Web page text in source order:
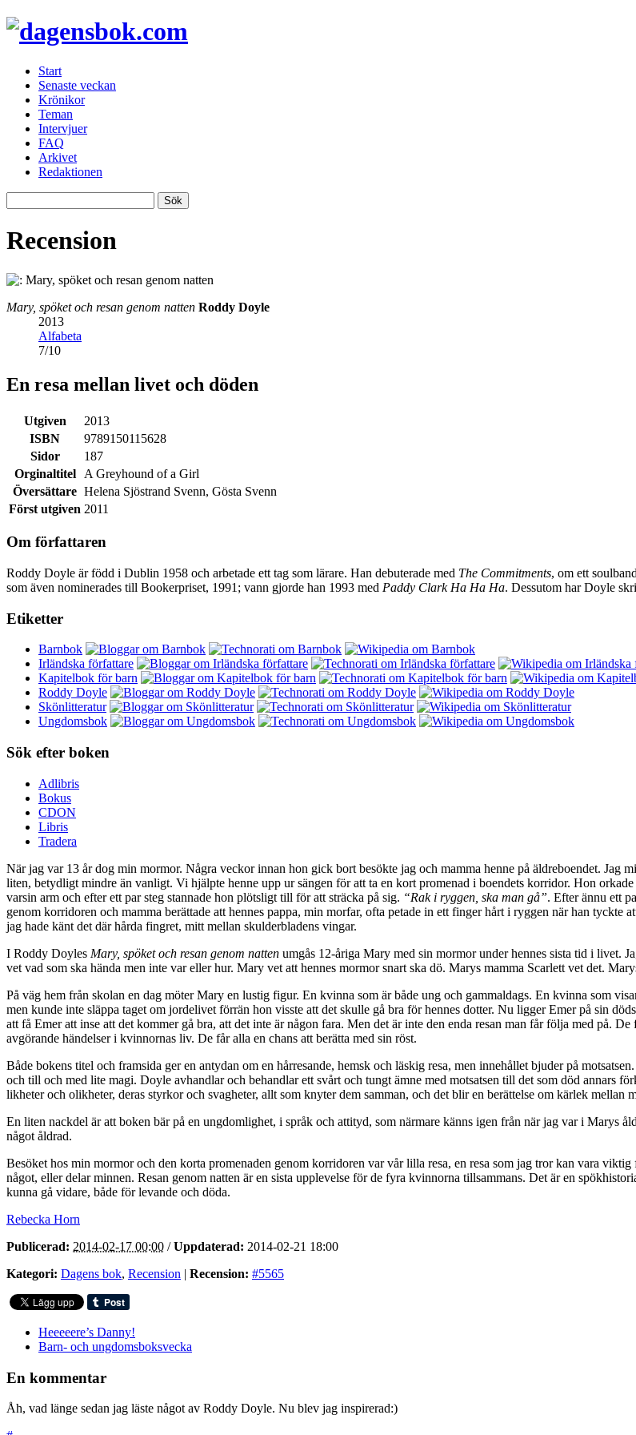
Start
Senaste veckan
Krönikor
Teman
Intervjuer
FAQ
Arkivet
Redaktionen
Recension
Mary, spöket och resan genom natten Roddy Doyle
2013
Alfabeta
7/10
En resa mellan livet och döden
Utgiven
2013
ISBN
9789150115628
Sidor
187
Orginaltitel
A Greyhound of a Girl
Översättare Helena Sjöstrand Svenn, Gösta Svenn
Först utgiven 2011
Om författaren
Roddy Doyle är född i Dublin 1958 och arbetade ett tag som lärare. Han debuterade med The Commitments, om ett
som även nominerades till Bookerpriset, 1991; vann gjorde han 1993 med Paddy Clark Ha Ha Ha. Dessutom har Doyle
Etiketter
Barnbok
Irländska författare
Kapitelbok för barn
Roddy Doyle
Skönlitteratur
Ungdomsbok
Sök efter boken
Adlibris
Bokus
CDON
Libris
Tradera
När jag var 13 år dog min mormor. Några veckor innan hon gick bort besökte jag och mamma henne på äldreboendet. Jag
liten, betydligt mindre än vanligt. Vi hjälpte henne upp ur sängen för att ta en kort promenad i boendets korridor. Hon
varsin arm och efter ett par steg stannade hon plötsligt till för att sträcka på sig. “Rak i ryggen, ska man gå”. Efter ännu ett
genom korridoren och mamma berättade att hennes pappa, min morfar, ofta petade in ett finger hårt i ryggen när han
jag hade känt det där hårda fingret, mitt mellan skulderbladens vingar.
I Roddy Doyles Mary, spöket och resan genom natten umgås 12-åriga Mary med sin mormor under hennes sista tid i livet.
vet vad som ska hända men inte var eller hur. Mary vet att hennes mormor snart ska dö. Marys mamma Scarlett vet det.
På väg hem från skolan en dag möter Mary en lustig figur. En kvinna som är både ung och gammaldags. En kvinna som
men kunde inte släppa taget om jordelivet förrän hon visste att det skulle gå bra för hennes dotter. Nu ligger Emer på sin
att få Emer att inse att det kommer gå bra, att det inte är någon fara. Men det är inte den enda resan man får följa med på.
avgörande händelser i kvinnornas liv. De får alla en chans att berätta med sin röst.
Både bokens titel och framsida ger en antydan om en hårresande, hemsk och läskig resa, men innehållet bjuder på
och till och med lite magi. Doyle avhandlar och behandlar ett svårt och tungt ämne med motsatsen till det som död annars
likheter och olikheter, deras styrkor och svagheter, allt som knyter dem samman, och det blir en berättelse om kärlek mellan
En liten nackdel är att boken bär på en ungdomlighet, i språk och attityd, som närmare känns igen från när jag var i Marys
något åldrad.
Besöket hos min mormor och den korta promenaden genom korridoren var vår lilla resa, en resa som jag tror kan vara
något, eller delar minnen. Resan genom natten är en sista upplevelse för de fyra kvinnorna tillsammans. Det är en
kunna gå vidare, både för levande och döda.
Rebecka Horn
Publicerad: 2014-02-17 00:00 /Uppdaterad: 2014-02-21 18:00
Kategori: Dagens bok, Recension | Recension: #5565
Heeeeere’s Danny!
Barn- och ungdomsboksvecka
En kommentar
Åh, vad länge sedan jag läste något av Roddy Doyle. Nu blev jag inspirerad:)